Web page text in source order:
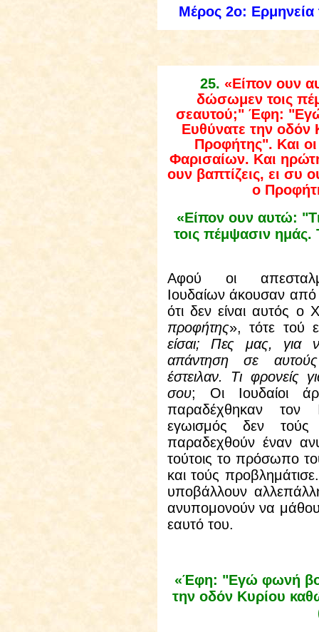
Μέρος 2ο: Ερμηνεία
25. «Είπον ουν
δώσωμεν τοις
σεαυτού;" Έφη:
Ευθύνατε την οδόν
Προφήτης". Και
Φαρισαίων. Και
ουν βαπτίζεις, ει συ
ο
«Είπον ουν αυτώ:
τοις πέμψασιν ημάς.
Αφού οι
Ιουδαίων άκουσαν
ότι δεν είναι αυτός ο
προφήτης», τότε τού
είσαι; Πες μας, για
απάντηση σε
έστειλαν. Τι φρονείς
σου; Οι Ιουδαίοι
παραδέχθηκαν
εγωισμός δεν
παραδεχθούν έναν
τούτοις το πρόσωπο
και τούς
υποβάλλουν
ανυπομονούν να
εαυτό του.
«Έφη: "Εγώ φωνή
την οδόν Κυρίου